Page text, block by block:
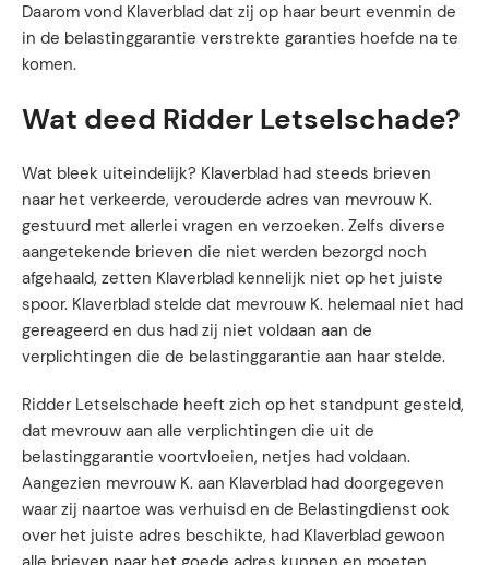
Daarom vond Klaverblad dat zij op haar beurt evenmin de
in de belastinggarantie verstrekte garanties hoefde na te
komen.
Wat deed Ridder Letselschade?
Wat bleek uiteindelijk? Klaverblad had steeds brieven
naar het verkeerde, verouderde adres van mevrouw K.
gestuurd met allerlei vragen en verzoeken. Zelfs diverse
aangetekende brieven die niet werden bezorgd noch
afgehaald, zetten Klaverblad kennelijk niet op het juiste
spoor. Klaverblad stelde dat mevrouw K. helemaal niet had
gereageerd en dus had zij niet voldaan aan de
verplichtingen die de belastinggarantie aan haar stelde.
Ridder Letselschade heeft zich op het standpunt gesteld,
dat mevrouw aan alle verplichtingen die uit de
belastinggarantie voortvloeien, netjes had voldaan.
Aangezien mevrouw K. aan Klaverblad had doorgegeven
waar zij naartoe was verhuisd en de Belastingdienst ook
over het juiste adres beschikte, had Klaverblad gewoon